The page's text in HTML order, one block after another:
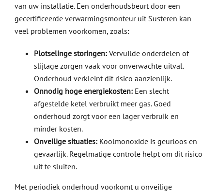
van uw installatie. Een onderhoudsbeurt door een
gecertificeerde verwarmingsmonteur uit Susteren kan
veel problemen voorkomen, zoals:
Plotselinge storingen:Vervuilde onderdelen of
slijtage zorgen vaak voor onverwachte uitval.
Onderhoud verkleint dit risico aanzienlijk.
Onnodig hoge energiekosten:Een slecht
afgestelde ketel verbruikt meer gas. Goed
onderhoud zorgt voor een lager verbruik en
minder kosten.
Onveilige situaties:Koolmonoxide is geurloos en
gevaarlijk. Regelmatige controle helpt om dit risico
uit te sluiten.
Met periodiek onderhoud voorkomt u onveilige